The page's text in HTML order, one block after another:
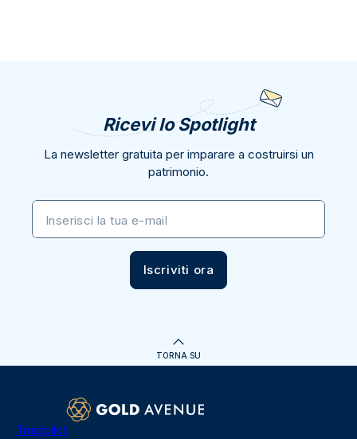
Ricevi lo Spotlight
La newsletter gratuita per imparare a costruirsi un
patrimonio.
Inserisci la tua e-mail
Iscriviti ora
TORNA SU
Trustpilot